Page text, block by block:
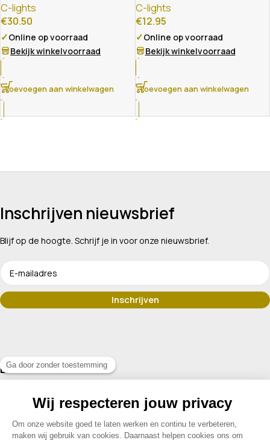
C-lights
€30.50
✓Online op voorraad
Bekijk winkelvoorraad
Toevoegen aan winkelwagen
C-lights
€12.95
✓Online op voorraad
Bekijk winkelvoorraad
Toevoegen aan winkelwagen
Inschrijven nieuwsbrief
Blijf op de hoogte. Schrijf je in voor onze nieuwsbrief.
Erkend lid van
Assortiment
Klantenservice